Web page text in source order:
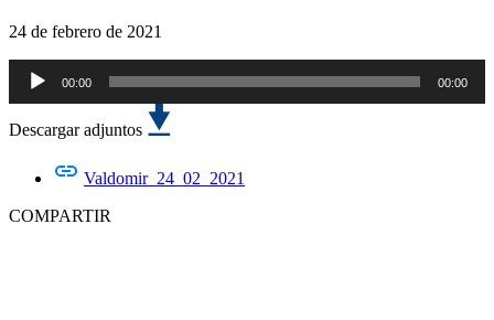
24 de febrero de 2021
Reproductor
de
00:00 00:00
Descargar adjuntos
Valdomir_24_02_2021
COMPARTIR